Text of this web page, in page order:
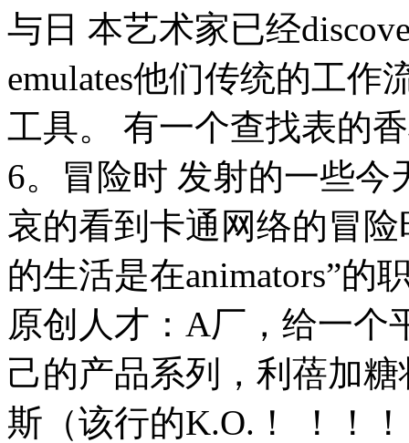
与日 本艺术家已经
emulates他们传统的工作
工具。 有一个查找表的
6。冒险时 发射的一些今
哀的看到卡通网络的冒
的生活是在animators”的
原创人才：A厂，给一个
己的产品系列，利蓓加
斯（该行的K.O.！ ！！